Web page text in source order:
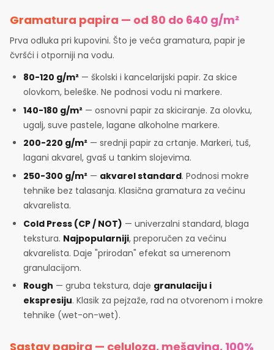
Gramatura papira — od 80 do 640 g/m²
Prva odluka pri kupovini. Što je veća gramatura, papir je
čvršći i otporniji na vodu.
80-120 g/m² — školski i kancelarijski papir. Za skice
olovkom, beleške. Ne podnosi vodu ni markere.
140-180 g/m² — osnovni papir za skiciranje. Za olovku,
ugalj, suve pastele, lagane alkoholne markere.
200-220 g/m² — srednji papir za crtanje. Markeri, tuš,
lagani akvarel, gvaš u tankim slojevima.
250-300 g/m² — akvarel standard. Podnosi mokre
tehnike bez talasanja. Klasična gramatura za većinu
akvarelista.
Cold Press (CP / NOT) — univerzalni standard, blaga
tekstura. Najpopularniji, preporučen za većinu
akvarelista. Daje "prirodan" efekat sa umerenom
granulacijom.
Rough — gruba tekstura, daje granulaciju i
ekspresiju. Klasik za pejzaže, rad na otvorenom i mokre
tehnike (wet-on-wet).
Sastav papira — celuloza, mešavina, 100%